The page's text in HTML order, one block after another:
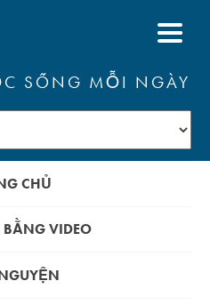
SỐNG MỖI NGÀY
CHỦ
VIDEO